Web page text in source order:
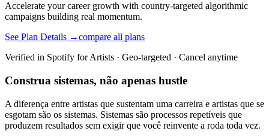
Accelerate your career growth with country-targeted algorithmic
campaigns building real momentum.
See Plan Details →compare all plans
Verified in Spotify for Artists · Geo-targeted · Cancel anytime
Construa sistemas, não apenas hustle
A diferença entre artistas que sustentam uma carreira e artistas que se
esgotam são os sistemas. Sistemas são processos repetíveis que
produzem resultados sem exigir que você reinvente a roda toda vez.